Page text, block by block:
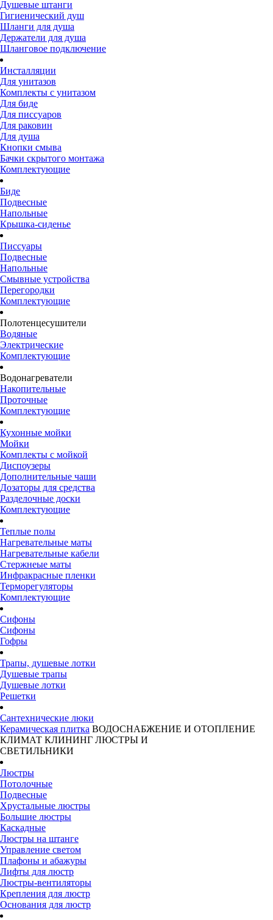
Душевые штанги
Гигиенический душ
Шланги для душа
Держатели для душа
Шланговое подключение
Инсталляции
Для унитазов
Комплекты с унитазом
Для биде
Для писсуаров
Для раковин
Для душа
Кнопки смыва
Бачки скрытого монтажа
Комплектующие
Биде
Подвесные
Напольные
Крышка-сиденье
Писсуары
Подвесные
Напольные
Смывные устройства
Перегородки
Комплектующие
Полотенцесушители
Водяные
Электрические
Комплектующие
Водонагреватели
Накопительные
Проточные
Комплектующие
Кухонные мойки
Мойки
Комплекты с мойкой
Диспоузеры
Дополнительные чаши
Дозаторы для средства
Разделочные доски
Комплектующие
Теплые полы
Нагревательные маты
Нагревательные кабели
Стержнеые маты
Инфракрасные пленки
Терморегуляторы
Комплектующие
Сифоны
Сифоны
Гофры
Трапы, душевые лотки
Душевые трапы
Душевые лотки
Решетки
Сантехнические люки
Керамическая плитка ВОДОСНАБЖЕНИЕ И ОТОПЛЕНИЕ
КЛИМАТ КЛИНИНГ ЛЮСТРЫ И
СВЕТИЛЬНИКИ
Люстры
Потолочные
Подвесные
Хрустальные люстры
Большие люстры
Каскадные
Люстры на штанге
Управление светом
Плафоны и абажуры
Лифты для люстр
Люстры-вентиляторы
Крепления для люстр
Основания для люстр